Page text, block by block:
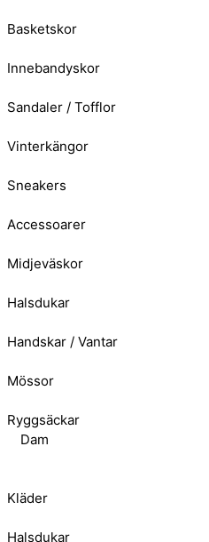
Basketskor
Innebandyskor
Sandaler / Tofflor
Vinterkängor
Sneakers
Accessoarer
Midjeväskor
Halsdukar
Handskar / Vantar
Mössor
Ryggsäckar
Dam
Kläder
Halsdukar